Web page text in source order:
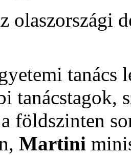
olaszországi
tanács
tanácstagok,
földszinten
Martini